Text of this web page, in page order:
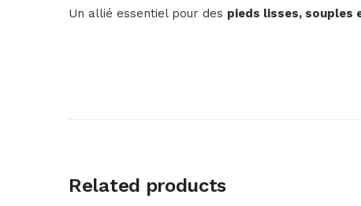
Un allié essentiel pour des pieds lisses, souples
Related products